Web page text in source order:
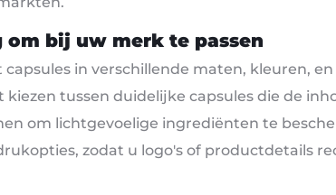
om bij uw merk te passen
capsules in verschillende maten, kleuren,
kiezen tussen duidelijke capsules die de
om lichtgevoelige ingrediënten te
zodat u logo's of productdetails